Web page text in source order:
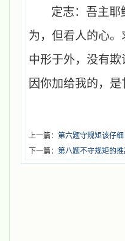
定志：吾主耶
为，但看人的心
中形于外，没有
因你加给我的，
上一篇： 第六题守规矩该仔细
下一篇： 第八题不守规矩的